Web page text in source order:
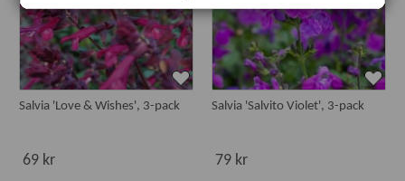
Salvia 'Love & Wishes', 3-pack
69 kr
Salvia 'Salvito Violet', 3-pack
79 kr